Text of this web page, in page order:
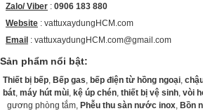
Zalo/ Viber : 0906 183 880
Website : vattuxaydungHCM.com
Email : vattuxaydungHCM.com@gmail.com
Sản phẩm nổi bật:
Thiết bị bếp, Bếp gas, bếp điện từ hồng ngoại,
bát, máy hút mùi, kệ úp chén, thiết bị vệ sinh, vòi
gương phòng tắm, Phễu thu sàn nước inox, Bồn